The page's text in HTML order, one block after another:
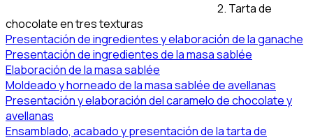
2. Tarta de
chocolate en tres texturas
Presentación de ingredientes y elaboración de la ganache
Presentación de ingredientes de la masa sablée
Elaboración de la masa sablée
Moldeado y horneado de la masa sablée de avellanas
Presentación y elaboración del caramelo de chocolate y
avellanas
Ensamblado, acabado y presentación de la tarta de